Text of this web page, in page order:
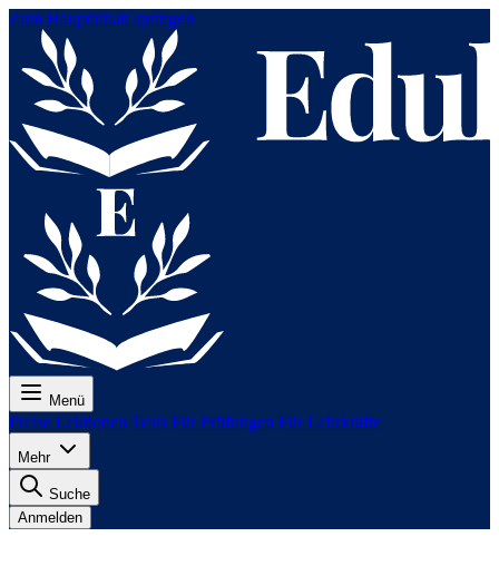
Zum Hauptinhalt springen
Menü
Preise Lektionen Tests Für Prüfungen Für Lehrkräfte
Mehr
Suche
Anmelden